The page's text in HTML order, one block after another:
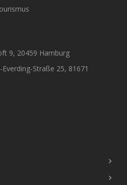
9, 20459 Hamburg
Straße 25, 81671